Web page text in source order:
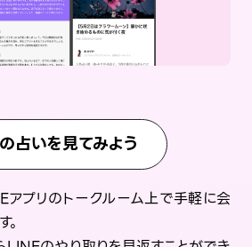
占いを見てみよう
アプリのトークルーム上で手軽に会